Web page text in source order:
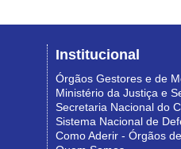
Institucional
Órgãos Gestores e de
Ministério da Justiça e
Secretaria Nacional do
Sistema Nacional de
Como Aderir - Órgãos